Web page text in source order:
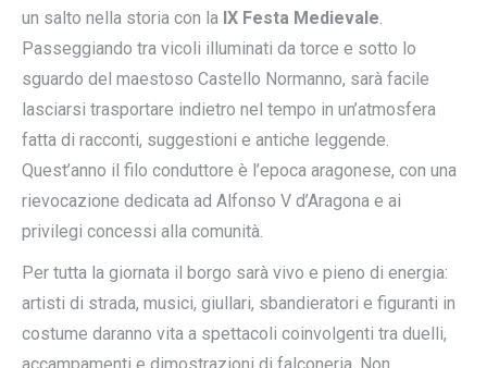
un salto nella storia con la IX Festa Medievale.
Passeggiando tra vicoli illuminati da torce e sotto lo
sguardo del maestoso Castello Normanno, sarà facile
lasciarsi trasportare indietro nel tempo in un’atmosfera
fatta di racconti, suggestioni e antiche leggende.
Quest’anno il filo conduttore è l’epoca aragonese, con una
rievocazione dedicata ad Alfonso V d’Aragona e ai
privilegi concessi alla comunità.
Per tutta la giornata il borgo sarà vivo e pieno di energia:
artisti di strada, musici, giullari, sbandieratori e figuranti in
costume daranno vita a spettacoli coinvolgenti tra duelli,